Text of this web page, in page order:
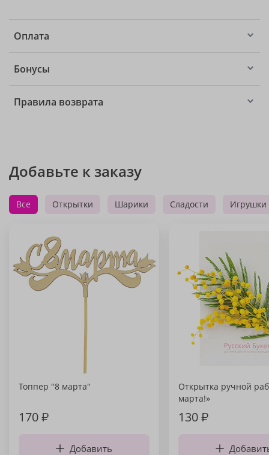
Оплата
Бонусы
Правила возврата
Добавьте к заказу
Все Открытки Шарики Сладости Игрушки
Топпер "8 марта"
170₽
Добавить
Открытка ручной
марта!»
130₽